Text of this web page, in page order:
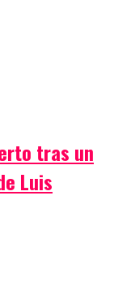
tras un
Luis